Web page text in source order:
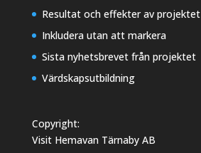
Resultat och effekter av projektet
Inkludera utan att markera
Sista nyhetsbrevet från projektet
Värdskapsutbildning
Copyright:
Visit Hemavan Tärnaby AB